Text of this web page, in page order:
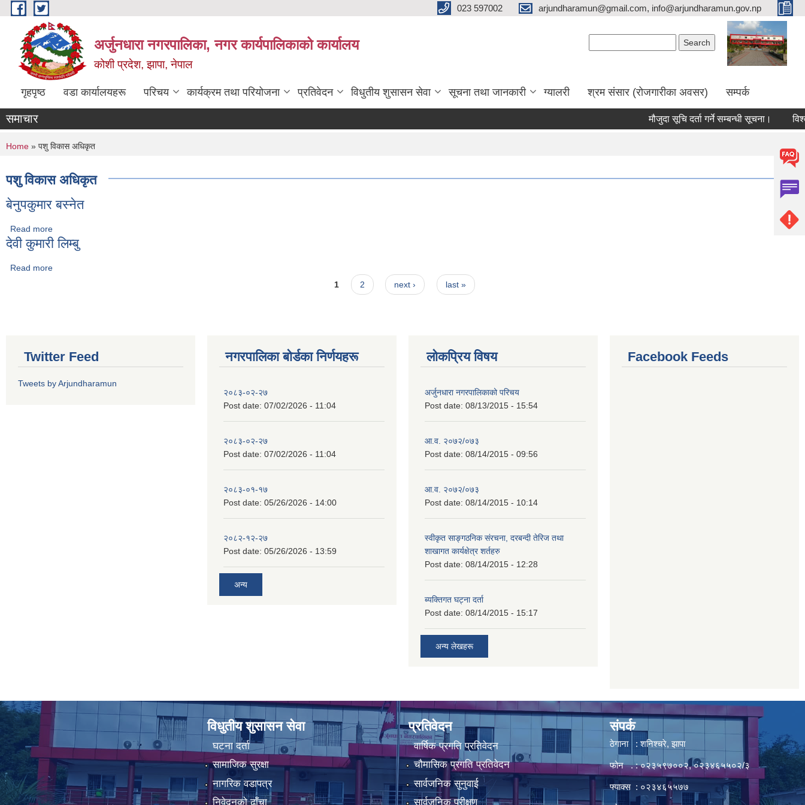
Skip to main content 023 597002 arjundharamun@gmail.com, info@arjundharamun.gov.np
अर्जुनधारा नगरपालिका, नगर कार्यपालिकाको कार्यालय
कोशी प्रदेश, झापा, नेपाल
गृहपृष्ठ वडा कार्यालयहरू परिचय कार्यक्रम तथा परियोजना प्रतिवेदन विधुतीय शुसासन सेवा सूचना तथा जानकारी ग्यालरी श्रम संसार (रोजगारीका अवसर) सम्पर्क
समाचार मौजुदा सूचि दर्ता गर्ने सम्बन्धी सूचना। विश्व
You are here
Home » पशु विकास अधिकृत
पशु विकास अधिकृत
बेनुपकुमार बस्नेत
Read more
देवी कुमारी लिम्बु
Read more
1 2 next › last »
Twitter Feed
Tweets by Arjundharamun
नगरपालिका बाेर्डका निर्णयहरू
२०८३-०२-२७
Post date: 07/02/2026 - 11:04
२०८३-०२-२७
Post date: 07/02/2026 - 11:04
२०८३-०१-१७
Post date: 05/26/2026 - 14:00
२०८२-१२-२७
Post date: 05/26/2026 - 13:59
अन्य
लोकप्रिय विषय
अर्जुनधारा नगरपालिकाको परिचय
Post date: 08/13/2015 - 15:54
आ.व. २०७२/०७३
Post date: 08/14/2015 - 09:56
आ.व. २०७२/०७३
Post date: 08/14/2015 - 10:14
स्वीकृत साङ्गठनिक संरचना, दरबन्दी तेरिज तथा
शाखागत कार्यक्षेत्र शर्तहरु
Post date: 08/14/2015 - 12:28
ब्यक्तिगत घट्ना दर्ता
Post date: 08/14/2015 - 15:17
अन्य लेखहरू
Facebook Feeds
विधुतीय शुसासन सेवा
घटना दर्ता
सामाजिक सुरक्षा
नागरिक वडापत्र
निवेदनको ढाँचा
प्रतिवेदन
वार्षिक प्रगति प्रतिवेदन
चौमासिक प्रगति प्रतिवेदन
सार्वजनिक सुनुवाई
सार्वजनिक परीक्षण
संपर्क
ठेगाना : शनिश्चरे, झापा
फोन . : ०२३५९७००२, ०२३४६५५०२/३
फ्याक्स : ०२३४६५५७७